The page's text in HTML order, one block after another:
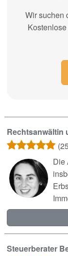
Wir suchen
Rechtsanwältin
Die
Steuerberater